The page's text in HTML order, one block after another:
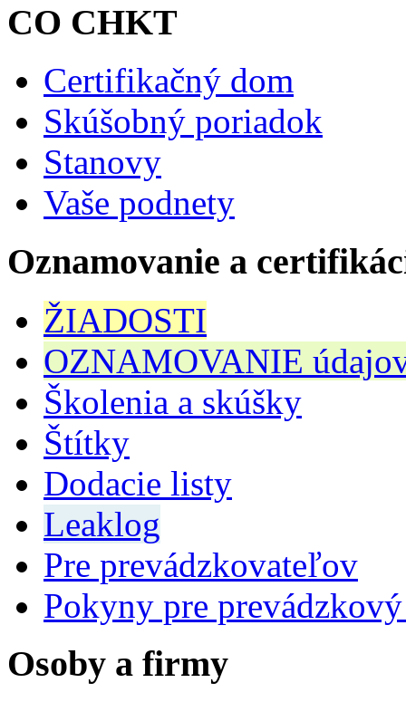
CO CHKT
Certifikačný dom
Skúšobný poriadok
Stanovy
Vaše podnety
Oznamovanie a
ŽIADOSTI
OZNAMOVANIE
Školenia a skúšky
Štítky
Dodacie listy
Leaklog
Pre prevádzkovateľov
Pokyny pre
Osoby a firmy